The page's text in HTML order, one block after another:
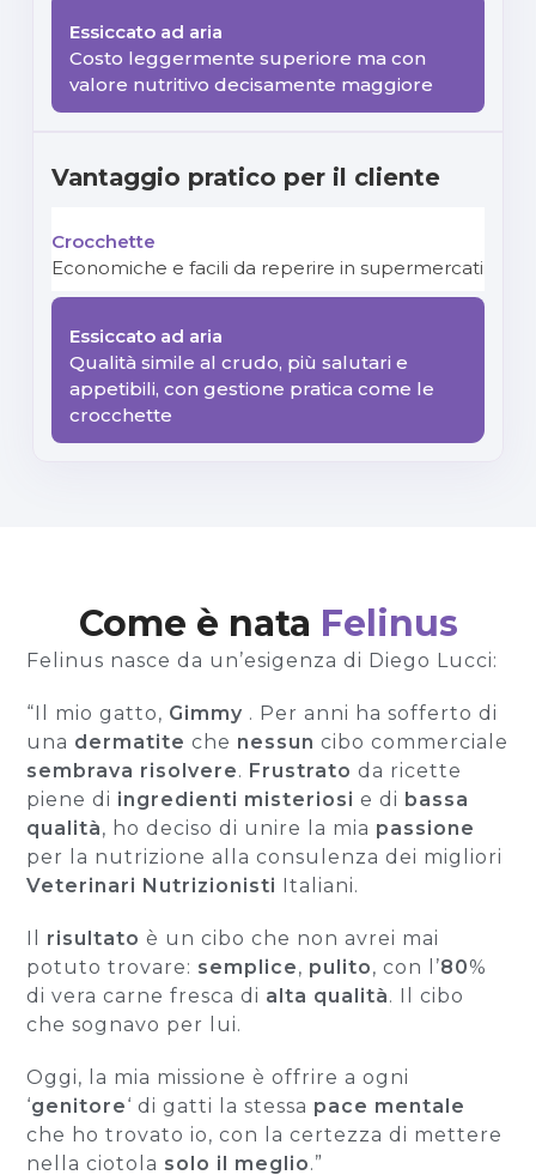
Costo leggermente superiore ma con
valore nutritivo decisamente maggiore
Vantaggio pratico per il cliente
Economiche e facili da reperire in supermercati
Qualità simile al crudo, più salutari e
appetibili, con gestione pratica come le
crocchette
Come è nata Felinus
Felinus nasce da un’esigenza di Diego Lucci:
“Il mio gatto, Gimmy . Per anni ha sofferto di
una dermatiteche nessuncibo commerciale
sembrava risolvere. Frustratoda ricette
piene di ingredienti misteriosie di bassa
qualità, ho deciso di unire la mia passione
per la nutrizione alla consulenza dei migliori
Veterinari Nutrizionisti Italiani.
Il risultatoè un cibo che non avrei mai
potuto trovare: semplice, pulito, con l’80%
di vera carne fresca di alta qualità. Il cibo
che sognavo per lui.
Oggi, la mia missione è offrire a ogni
‘genitore‘ di gatti la stessa pace mentale
che ho trovato io, con la certezza di mettere
nella ciotola solo il meglio.”